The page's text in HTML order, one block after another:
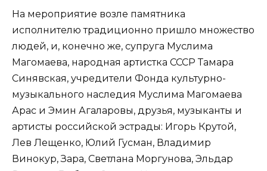
На мероприятие возле памятника
исполнителю традиционно пришло множество
людей, и, конечно же, супруга Муслима
Магомаева, народная артистка СССР Тамара
Синявская, учредители Фонда культурно-
музыкального наследия Муслима Магомаева
Арас и Эмин Агаларовы, друзья, музыканты и
артисты российской эстрады: Игорь Крутой,
Лев Лещенко, Юлий Гусман, Владимир
Винокур, Зара, Светлана Моргунова, Эльдар